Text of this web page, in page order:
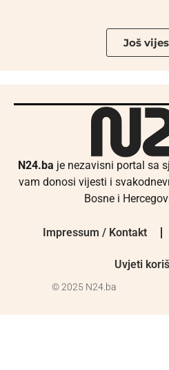
Još
N24.ba je nezavisni portal sa
vam donosi vijesti i
Bosne i
Impressum / Kontakt
Uvjeti
© 2025 N24.ba